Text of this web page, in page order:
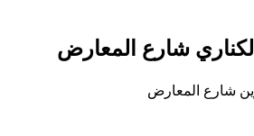
شارع المعارض